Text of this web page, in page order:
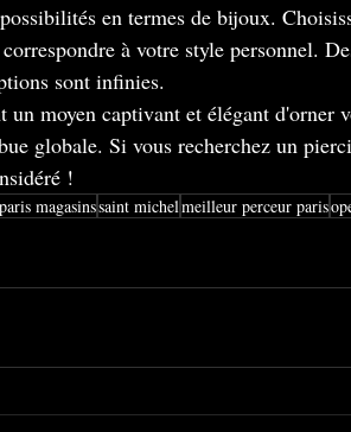
en termes de bijoux.
à votre style personnel.
sont infinies.
un moyen captivant et élégant
globale. Si vous recherchez un
!
magasinssaint michelmeilleur perceur paris